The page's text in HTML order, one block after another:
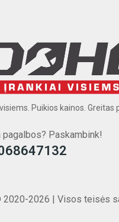
Puikios kainos. Greitas
pagalbos? Paskambink!
2020-2026 | Visos teisės